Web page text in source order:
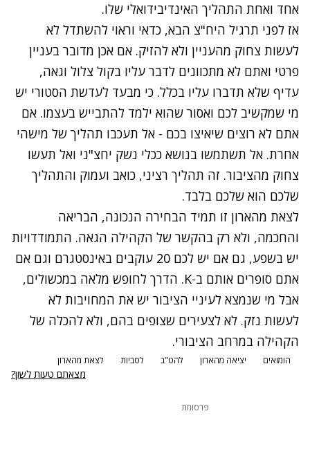
אחד ואחת התהליך האינדיבידואלי שלו.
אז לפני תרגיל היח"צ הבא, כדאי וראוי להשתדל לא
לעשות צחוק מהעניין ולא להזיק. אם אכן מדובר בעניין
פרטי ואתם לא מתכוונים לדבר עליו בקול צלול וגאה,
עדיף שלא תדברו עליו בכלל. כי מבעד לעדשת הסטורי יש
מי שמקשיב לכם ואסור שהוא ילמד להתבייש בעצמו. אם
אתם לא רוצים שיאיצו בכם - אל תעכבו תהליך של מישהי
אחרת. אל תשתמשו בנושא ככלי נשק יחצ"ני ואל תעשו
צחוק מהציבור. זה תהליך רציני, כואב ועמוק והתהליך
שלכם הוא שלכם בלבד.
לצאת מהארון זו תמיד הבחירה הנכונה, הבריאה
והחכמה, ולא רק בהקשר של הקהילה הגאה. התמודדויות
יש בשפע, גם אם יש לכם 20 עוקבים באינסטגרם וגם אם
אתם סופרים אותם ב-K. הדרך לחופש מלאה במכשולים,
אבל מי שנמצא לעיניי הציבור יש את המחויבות לא
לעשות נזק. לא לצעירים שצופים בהם, ולא להכלה של
הקהילה במרחב הציבורי.
הומואים יציאה מהארון להט"ב לסביות לצאת מהארון
מצאתם טעות לשון?
פרסומת